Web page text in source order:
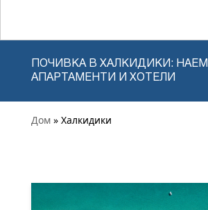
ПОЧИВКА В ХАЛКИДИКИ:
АПАРТАМЕНТИ И ХОТЕЛИ
Дом » Халкидики